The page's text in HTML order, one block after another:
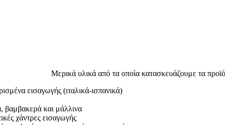
Μερικά υλικά από τα οποία κατασκευάζουμε τα
εισαγωγής (ιταλικά-ισπανικά)
βαμβακερά και μάλλινα
χάντρες εισαγωγής